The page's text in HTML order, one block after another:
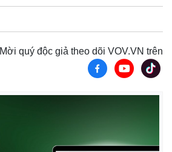
Chứng khoán
Mời quý độc giả theo dõi VOV.VN trên